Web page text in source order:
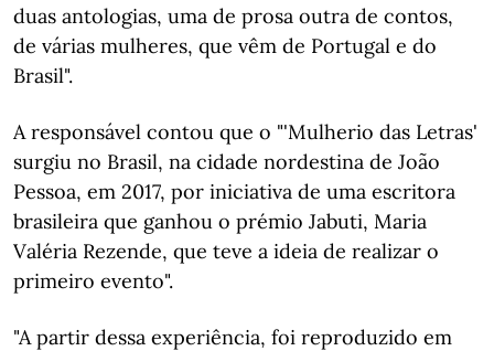
duas antologias, uma de prosa outra de contos,
de várias mulheres, que vêm de Portugal e do
Brasil".
A responsável contou que o "'Mulherio das Letras'
surgiu no Brasil, na cidade nordestina de João
Pessoa, em 2017, por iniciativa de uma escritora
brasileira que ganhou o prémio Jabuti, Maria
Valéria Rezende, que teve a ideia de realizar o
primeiro evento".
"A partir dessa experiência, foi reproduzido em